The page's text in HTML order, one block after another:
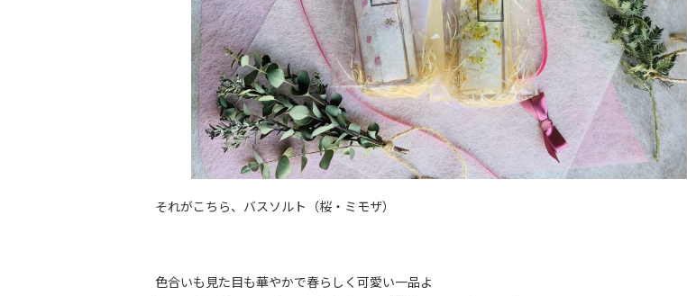
それがこちら、バスソルト（桜・ミモザ）
色合いも見た目も華やかで春らしく可愛い一品よ